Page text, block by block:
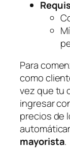
Para
como
vez que tu
ingresar
precios de
mayorista.